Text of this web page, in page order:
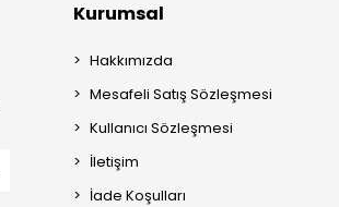
Kurumsal
Hakkımızda
Mesafeli Satış Sözleşmesi
Kullanıcı Sözleşmesi
İletişim
İade Koşulları